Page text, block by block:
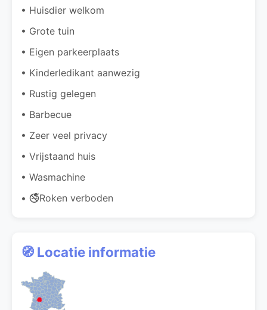
• Huisdier welkom
• Grote tuin
• Eigen parkeerplaats
• Kinderledikant aanwezig
• Rustig gelegen
• Barbecue
• Zeer veel privacy
• Vrijstaand huis
• Wasmachine
• 🚭Roken verboden
🧭 Locatie informatie